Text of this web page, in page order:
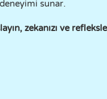
sunar.
zekanızı ve